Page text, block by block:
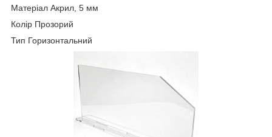
Матеріал Акрил, 5 мм
Колір Прозорий
Тип Горизонтальний